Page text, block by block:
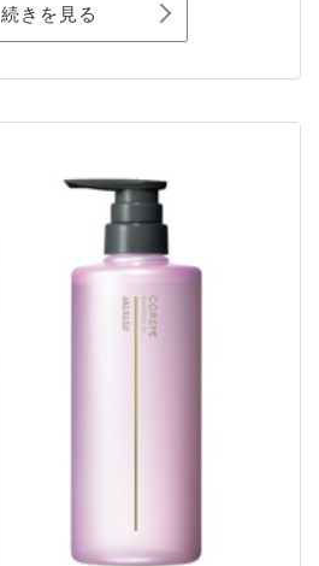
続きを見る